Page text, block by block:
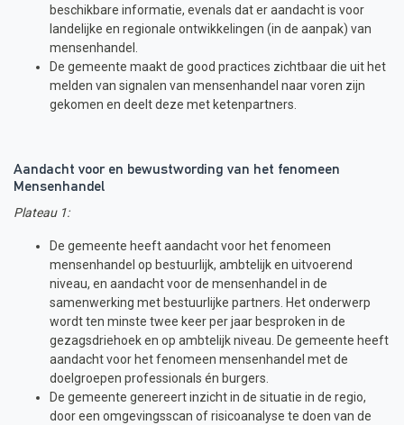
beschikbare informatie, evenals dat er aandacht is voor
landelijke en regionale ontwikkelingen (in de aanpak) van
mensenhandel.
De gemeente maakt de good practices zichtbaar die uit het
melden van signalen van mensenhandel naar voren zijn
gekomen en deelt deze met ketenpartners.
Aandacht voor en bewustwording van het fenomeen
Mensenhandel
Plateau 1:
De gemeente heeft aandacht voor het fenomeen
mensenhandel op bestuurlijk, ambtelijk en uitvoerend
niveau, en aandacht voor de mensenhandel in de
samenwerking met bestuurlijke partners. Het onderwerp
wordt ten minste twee keer per jaar besproken in de
gezagsdriehoek en op ambtelijk niveau. De gemeente heeft
aandacht voor het fenomeen mensenhandel met de
doelgroepen professionals én burgers.
De gemeente genereert inzicht in de situatie in de regio,
door een omgevingsscan of risicoanalyse te doen van de